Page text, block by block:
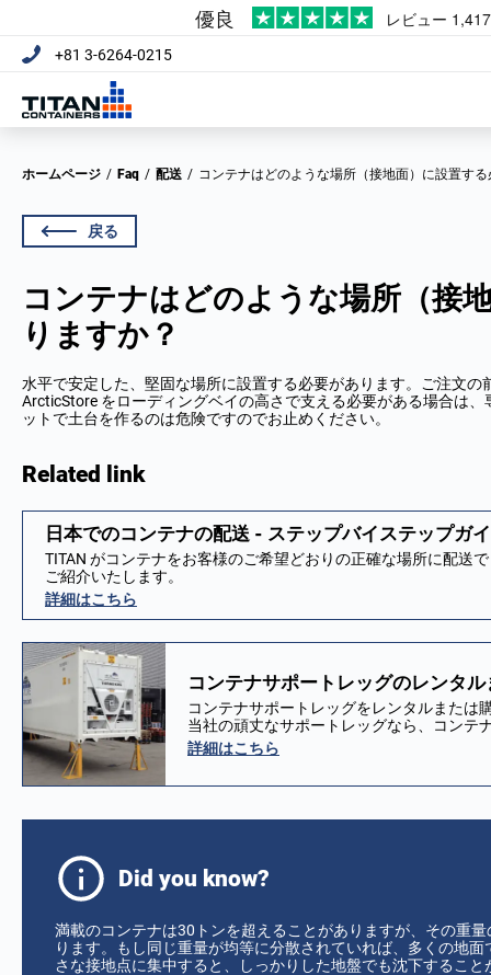
+81 3-6264-0215
ホームページ / Faq / 配送 / コンテナはどのような場所（接地面）に設置す
戻る
コンテナはどのような場所（接
りますか？
水平で安定した、堅固な場所に設置する必要があります。ご注文の
ArcticStore をローディングベイの高さで支える必要がある場合は、
ットで土台を作るのは危険ですのでお止めください。
Related link
日本でのコンテナの配送 - ステップバイステップガ
TITAN がコンテナをお客様のご希望どおりの正確な場所に配送
ご紹介いたします。
詳細はこちら
コンテナサポートレッグのレンタ
コンテナサポートレッグをレンタルまたは
当社の頑丈なサポートレッグなら、コンテ
詳細はこちら
Did you know?
満載のコンテナは30トンを超えることがありますが、その重
ります。もし同じ重量が均等に分散されていれば、多くの地
さな接地点に集中すると、しっかりした地盤でも沈下すること